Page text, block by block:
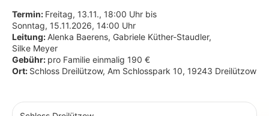
Termin: Freitag, 13.11., 18:00 Uhr bis
Sonntag, 15.11.2026, 14:00 Uhr
Leitung: Alenka Baerens, Gabriele Küther-Staudler,
Silke Meyer
Gebühr: pro Familie einmalig 190 €
Ort: Schloss Dreilützow, Am Schlosspark 10, 19243 Dreilützow